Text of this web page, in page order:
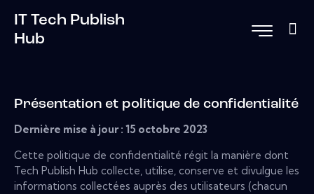
IT Tech Publish
Hub
Présentation et politique de confidentialité
Dernière mise à jour : 15 octobre 2023
Cette politique de confidentialité régit la manière dont
Tech Publish Hub collecte, utilise, conserve et divulgue les
informations collectées auprès des utilisateurs (chacun